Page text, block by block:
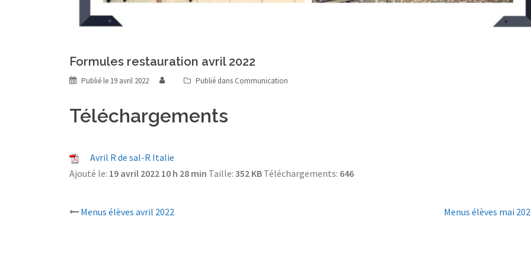
Formules restauration avril 2022
Publié le 19 avril 2022 Publié dans Communication
Téléchargements
Avril R de sal-R Italie
Ajouté le: 19 avril 2022 10 h 28 min Taille: 352 KB Téléchargements: 646
Navigation
Menus élèves avril 2022 Menus élèves mai